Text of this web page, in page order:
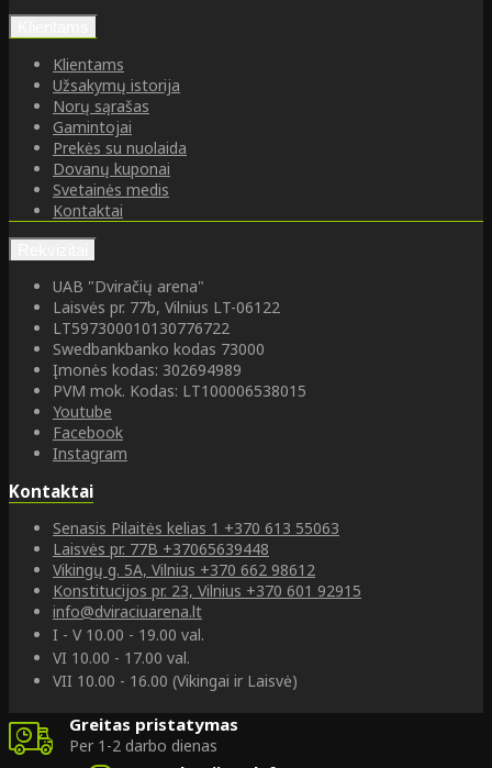
Klientams
Užsakymų istorija
Norų sąrašas
Gamintojai
Prekės su nuolaida
Dovanų kuponai
Svetainės medis
Kontaktai
UAB "Dviračių arena"
Laisvės pr. 77b, Vilnius LT-06122
LT597300010130776722
Swedbankbanko kodas 73000
Įmonės kodas: 302694989
PVM mok. Kodas: LT100006538015
Youtube
Facebook
Instagram
Kontaktai
Senasis Pilaitės kelias 1 +370 613 55063
Laisvės pr. 77B +37065639448
Vikingų g. 5A, Vilnius +370 662 98612
Konstitucijos pr. 23, Vilnius +370 601 92915
info@dviraciuarena.lt
I - V 10.00 - 19.00 val.
VI 10.00 - 17.00 val.
VII 10.00 - 16.00 (Vikingai ir Laisvė)
Greitas pristatymas
Per 1-2 darbo dienas